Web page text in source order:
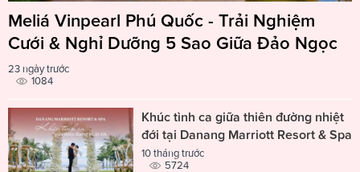
Meliá Vinpearl Phú Quốc - Trải Nghiệm
Cưới & Nghỉ Dưỡng 5 Sao Giữa Đảo Ngọc
23 ngày trước
1084
Khúc tình ca giữa thiên đường nhiệt
đới tại Danang Marriott Resort & Spa
10 tháng trước
5724